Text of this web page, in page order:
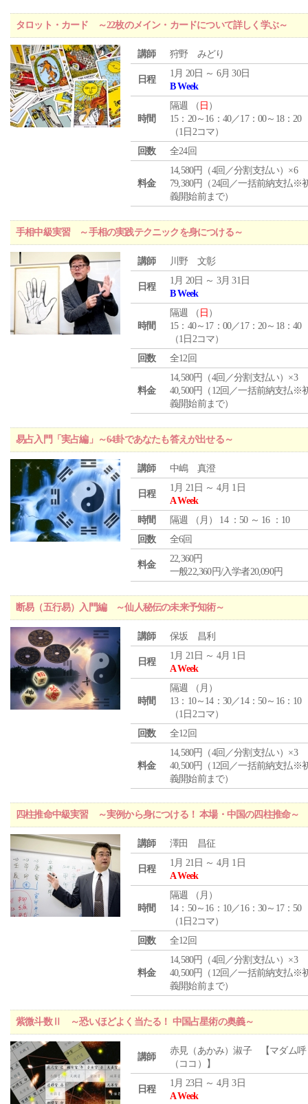
タロット・カード ～22枚のメイン・カードについて詳しく学ぶ～
講師 狩野 みどり
日程
1月 20日 ～ 6月 30日
B Week
時間
隔週 （ 日 ）
15：20～16：40／17：00～18：20
（1日2コマ）
回数
全24回
料金
14,580円（4回／分割支払い）×6
79,380円（24回／一括前納支払※
義開始前まで）
手相中級実習 ～手相の実践テクニックを身につける～
講師 川野 文彰
日程
1月 20日 ～ 3月 31日
B Week
時間
隔週 （ 日 ）
15：40～17：00／17：20～18：40
（1日2コマ）
回数
全12回
料金
14,580円（4回／分割支払い）×3
40,500円（12回／一括前納支払※
義開始前まで）
易占入門「実占編」～64卦であなたも答えが出せる～
講師 中嶋 真澄
日程
1月 21日 ～ 4月 1日
A Week
時間
隔週 （ 月 ） 14 ：50 ～ 16 ：10
回数
全6回
料金
22,360円
一般22,360円/入学者20,090円
断易（五行易）入門編 ～仙人秘伝の未来予知術～
講師 保坂 昌利
日程
1月 21日 ～ 4月 1日
A Week
時間
隔週 （ 月 ）
13：10～14：30／14：50～16：10
（1日2コマ）
回数
全12回
料金
14,580円（4回／分割支払い）×3
40,500円（12回／一括前納支払※
義開始前まで）
四柱推命中級実習 ～実例から身につける！ 本場・中国の四柱推命～
講師 澤田 昌征
日程
1月 21日 ～ 4月 1日
A Week
時間
隔週 （ 月 ）
14：50～16：10／16：30～17：50
（1日2コマ）
回数
全12回
料金
14,580円（4回／分割支払い）×3
40,500円（12回／一括前納支払※
義開始前まで）
紫微斗数Ⅱ ～恐いほどよく当たる！ 中国占星術の奥義～
講師
赤見（あかみ）淑子 【マダム呼
（ココ）】
日程
1月 23日 ～ 4月 3日
A Week